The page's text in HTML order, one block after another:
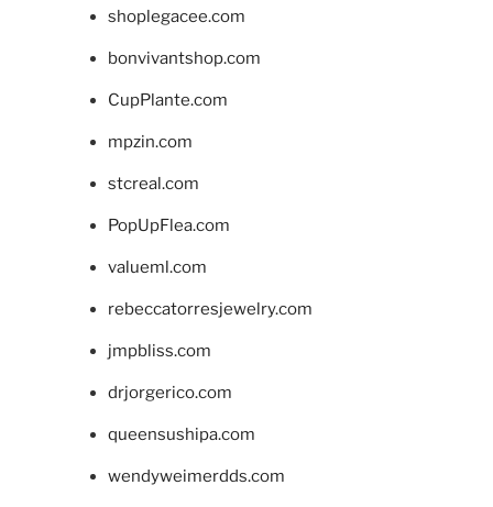
shoplegacee.com
bonvivantshop.com
CupPlante.com
mpzin.com
stcreal.com
PopUpFlea.com
valueml.com
rebeccatorresjewelry.com
jmpbliss.com
drjorgerico.com
queensushipa.com
wendyweimerdds.com